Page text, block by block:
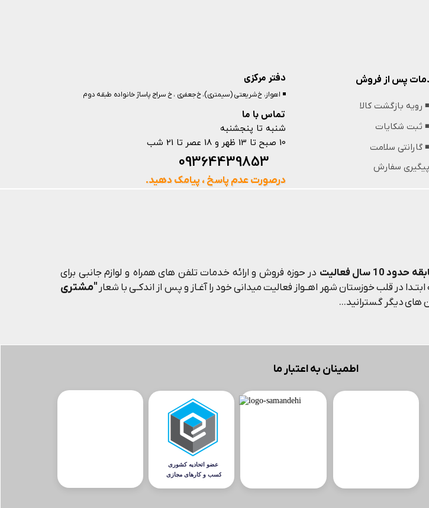
حدود 10 سال فعالیت
در حوزه فروش و ارائه خدمات تلفن های همراه و لوازم جانبی برای
در قلب خوزستان شهر اهــواز فعالیت میدانی خود را آغـاز و پس از اندکـی با شعار "مشتری
های دیگر گسترانید...
اطمینان به اعتبار ما
دفتر مرکزی
تماس با ما
◾️ اهواز، خ شریعتی (سیمتری)، خ جعفری ، خ سراج پاساژ خانواده طبقه دوم
شنبه تا پنجشنبه
10 صبح تا 13 ظهر و 18 عصر تا 21 شب
درصورت عدم پاسخ ، پیامک دهید.
پس از فروش
◾️ رویه بازگشت کالا
◾️ ثبت شکایات
◾️ گارانتی سلامت
پیگیری سفارش